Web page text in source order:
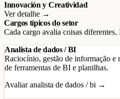
Innovación y Creatividad
Ver detalhe →
Cargos típicos do setor
Cada cargo avalia coisas
Analista de dados / BI
Raciocínio, gestão de informação e
de ferramentas de BI e planilhas.
Avaliar analista de dados / bi →